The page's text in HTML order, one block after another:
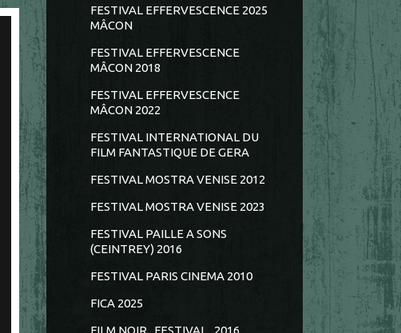
FESTIVAL EFFERVESCENCE 2025
MÂCON
FESTIVAL EFFERVESCENCE
MÂCON 2018
FESTIVAL EFFERVESCENCE
MÂCON 2022
FESTIVAL INTERNATIONAL DU
FILM FANTASTIQUE DE GERA
FESTIVAL MOSTRA VENISE 2012
FESTIVAL MOSTRA VENISE 2023
FESTIVAL PAILLE A SONS
(CEINTREY) 2016
FESTIVAL PARIS CINEMA 2010
FICA 2025